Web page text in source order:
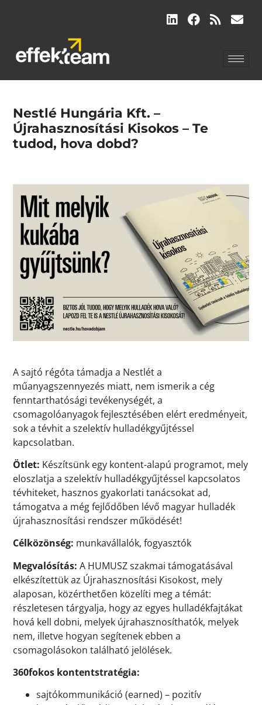
Nestlé Hungária Kft. –
Újrahasznosítási Kisokos – Te
tudod, hova dobd?
A sajtó régóta támadja a Nestlét a
műanyagszennyezés miatt, nem ismerik a cég
fenntarthatósági tevékenységét, a
csomagolóanyagok fejlesztésében elért eredményeit,
sok a tévhit a szelektív hulladékgyűjtéssel
kapcsolatban.
Ötlet: Készítsünk egy kontent-alapú programot, mely
eloszlatja a szelektív hulladékgyűjtéssel kapcsolatos
tévhiteket, hasznos gyakorlati tanácsokat ad,
támogatva a még fejlődőben lévő magyar hulladék
újrahasznosítási rendszer működését!
Célközönség: munkavállalók, fogyasztók
Megvalósítás: A HUMUSZ szakmai támogatásával
elkészítettük az Újrahasznosítási Kisokost, mely
alaposan, közérthetően közelíti meg a témát:
részletesen tárgyalja, hogy az egyes hulladékfajtákat
hová kell dobni, melyek újrahasznosíthatók, melyek
nem, illetve hogyan segítenek ebben a
csomagolásokon található jelölések.
360fokos kontentstratégia:
sajtókommunikáció (earned) – pozitív